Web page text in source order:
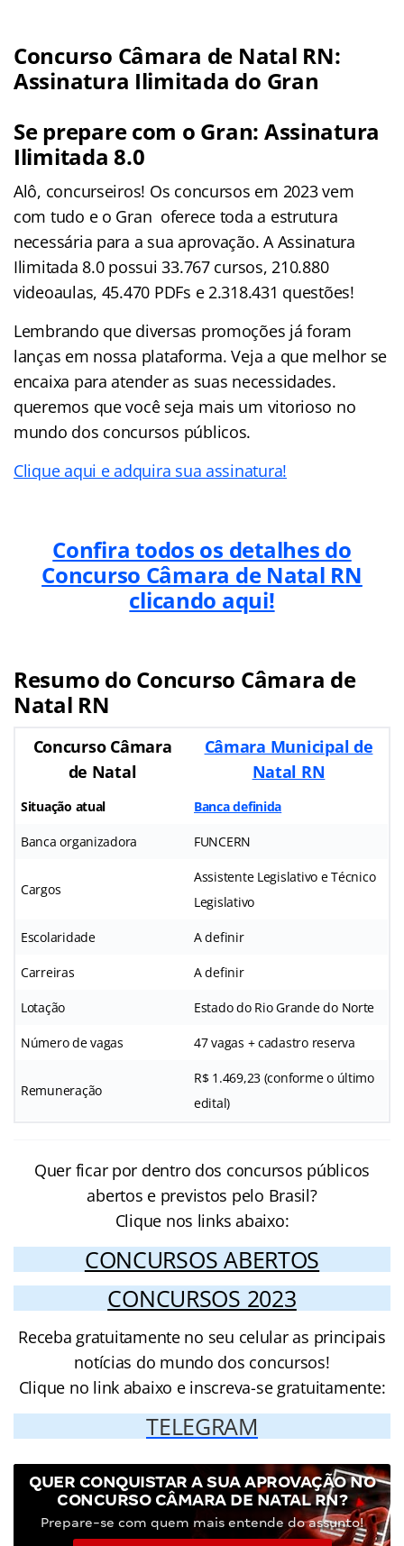
Concurso Câmara de Natal RN:
Assinatura Ilimitada do Gran
Se prepare com o Gran: Assinatura
Ilimitada 8.0
Alô, concurseiros! Os concursos em 2023 vem
com tudo e o Gran oferece toda a estrutura
necessária para a sua aprovação. A Assinatura
Ilimitada 8.0 possui 33.767 cursos, 210.880
videoaulas, 45.470 PDFs e 2.318.431 questões!
Lembrando que diversas promoções já foram
lanças em nossa plataforma. Veja a que melhor se
encaixa para atender as suas necessidades.
queremos que você seja mais um vitorioso no
mundo dos concursos públicos.
Clique aqui e adquira sua assinatura!
Confira todos os detalhes do
Concurso Câmara de Natal RN
clicando aqui!
Resumo do Concurso Câmara de
Natal RN
Concurso Câmara
de Natal
Câmara Municipal de
Natal RN
Situação atual Banca definida
Banca organizadora FUNCERN
Cargos
Assistente Legislativo e Técnico
Legislativo
Escolaridade A definir
Carreiras A definir
Lotação Estado do Rio Grande do Norte
Número de vagas 47 vagas + cadastro reserva
Remuneração
R$ 1.469,23 (conforme o último
edital)
Quer ficar por dentro dos concursos públicos
abertos e previstos pelo Brasil?
Clique nos links abaixo:
CONCURSOS ABERTOS
CONCURSOS 2023
Receba gratuitamente no seu celular as principais
notícias do mundo dos concursos!
Clique no link abaixo e inscreva-se gratuitamente:
TELEGRAM
QUER CONQUISTAR A SUA APROVAÇÃO NO
CONCURSO CÂMARA DE NATAL RN?
Prepare-se com quem mais entende do assunto!